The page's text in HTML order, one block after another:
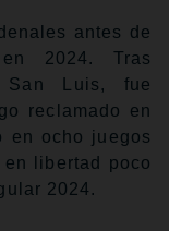
antes de
2024. Tras
San Luis, fue
reclamado en
en ocho juegos
libertad poco
2024.